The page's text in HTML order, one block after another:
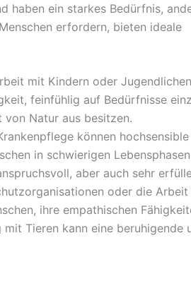
haben ein starkes Bedürfnis,
erfordern, bieten ideale
mit Kindern oder
feinfühlig auf Bedürfnisse
von Natur aus besitzen.
können hochsensible
in schwierigen Lebensphasen
aber auch sehr
oder die
ihre empathischen
Tieren kann eine beruhigende